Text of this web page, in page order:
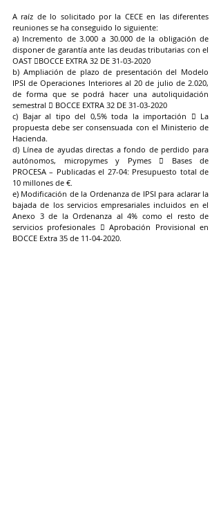
A raíz de lo solicitado por la CECE en las diferentes
reuniones se ha conseguido lo siguiente:
a) Incremento de 3.000 a 30.000 de la obligación de
disponer de garantía ante las deudas tributarias con el
OAST BOCCE EXTRA 32 DE 31-03-2020
b) Ampliación de plazo de presentación del Modelo
IPSI de Operaciones Interiores al 20 de julio de 2.020,
de forma que se podrá hacer una autoliquidación
semestral  BOCCE EXTRA 32 DE 31-03-2020
c) Bajar al tipo del 0,5% toda la importación  La
propuesta debe ser consensuada con el Ministerio de
Hacienda.
d) Línea de ayudas directas a fondo de perdido para
autónomos, micropymes y Pymes  Bases de
PROCESA – Publicadas el 27-04: Presupuesto total de
10 millones de €.
e) Modificación de la Ordenanza de IPSI para aclarar la
bajada de los servicios empresariales incluidos en el
Anexo 3 de la Ordenanza al 4% como el resto de
servicios profesionales  Aprobación Provisional en
BOCCE Extra 35 de 11-04-2020.